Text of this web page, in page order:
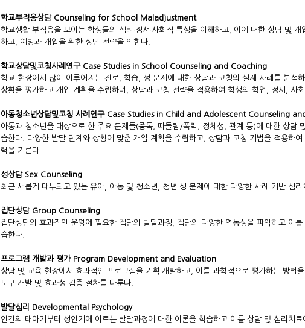
학교부적응상담 Counseling for School Maladjustment
학교생활 부적응을 보이는 학생들의 심리·정서·사회적 특성을 이해하고, 이에 대한 상담 및
하고, 예방과 개입을 위한 상담 전략을 익힌다.
학교상담및코칭사례연구 Case Studies in School Counseling and Coaching
학교 현장에서 많이 이루어지는 진로, 학습, 성 문제에 대한 상담과 코칭의 실제 사례를 분석
상황을 평가하고 개입 계획을 수립하며, 상담과 코칭 전략을 적용하여 학생의 학업, 정서, 사
아동청소년상담및코칭 사례연구 Case Studies in Child and Adolescent Counseling
아동과 청소년을 대상으로 한 주요 문제들(중독, 따돌림/폭력, 정체성, 관계 등)에 대한 상담
습한다. 다양한 발달 단계와 상황에 맞춘 개입 계획을 수립하고, 상담과 코칭 기법을 적용하
력을 기른다.
성상담 Sex Counseling
최근 새롭게 대두되고 있는 유아, 아동 및 청소년, 청년 성 문제에 대한 다양한 사례 기반 심리
집단상담 Group Counseling
집단상담의 효과적인 운영에 필요한 집단의 발달과정, 집단의 다양한 역동성을 파악하고 이
습한다.
프로그램 개발과 평가 Program Development and Evaluation
상담 및 교육 현장에서 효과적인 프로그램을 기획·개발하고, 이를 과학적으로 평가하는 방법
도구 개발 및 효과성 검증 절차를 다룬다.
발달심리 Developmental Psychology
인간의 태아기부터 성인기에 이르는 발달과정에 대한 이론을 학습하고 이를 상담 및 심리치료